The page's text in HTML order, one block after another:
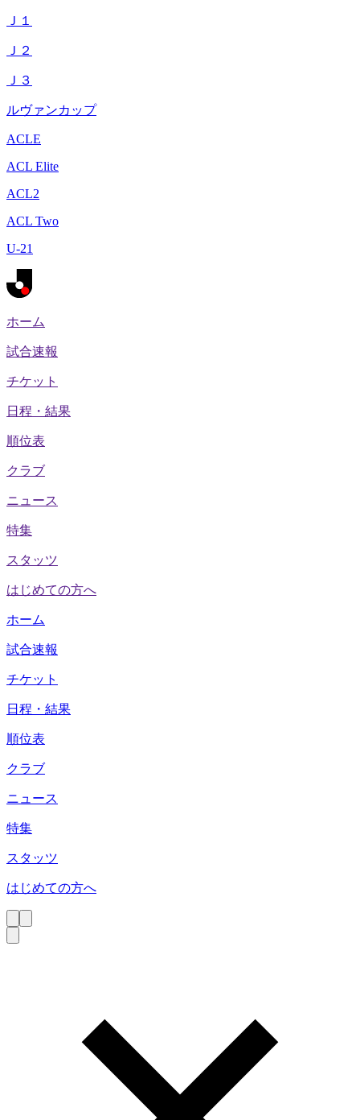
Ｊ１
Ｊ２
Ｊ３
ルヴァンカップ
ACLE
ACL Elite
ACL2
ACL Two
U-21
ホーム
試合速報
チケット
日程・結果
順位表
クラブ
ニュース
特集
スタッツ
はじめての方へ
ホーム
試合速報
チケット
日程・結果
順位表
クラブ
ニュース
特集
スタッツ
はじめての方へ